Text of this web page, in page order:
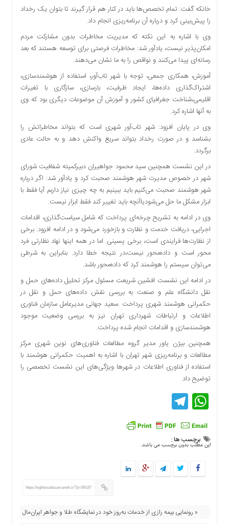
خانکه گفت: تمام تخصص‌ها باید در کنار هم قرار گیرند تا بتوان یک رخداد
را پیش‌بینی کرد و درباره آن برنامه‌ریزی انجام داد.
وی با اشاره به این نکته که مدیریت مخاطرات بدون مشارکت مردم
امکان‌پذیر نیست، یادآور شد: مخاطرات فرصتی برای توسعه هستند که بعد
رسانه‌ای پیدا می‌کنند و نواقص را به ما نشان می‌دهند.
آموزش، همکاری جمعی، توجه با شهر تاب‌آور، استفاده از هوشمندسازی،
اشتراک‌گذاری داده‌ها، ایجاد ظرفیت، بازسازی، سازگاری با تغیرات
اقلیمی،شناخت جغرافیای کشور و آموزش آن موضوعات دیگری بود که وی
به آنها اشاره کرد.
وی در پایان افزود: شهر تاب‌آور شهری است که بتواند مخاطراتش را
بشناسد و در صورت رخداد بتواند سریع واکنش دهد و به حالت عادی
برگردد.
در این نشست همچنین سید محمود جواهیران دبیرکمیته شفافیت شورای
شهر در خصوص مدیرت شهر هوشمند صحبت کرد و یادآور شد: اگر درباره
شهر هوشمند صحبت می‌کنیم باید ببینیم به چه چیزی نیاز داربم آیا فقط با
ابزار مشکل ما حل می‌شودیاآنچه باید تغییر کند فقط ابزار نیست.
وی در ادامه به تشریح چرخه‌ای پرداخت که شامل سیاست‌گذاری، اقدامات
اجرایی، دریافت خدمت و نظارت و بازخورد می‌شود و در ادامه افزود: برخی
از نظارت‌ها فرایندی است، برخی پسینی. اما در همه اینها نهاد نظارتی فرد
محور است و داده‌محور نیست،در نتیجه خطا دارد. بنابراین به شرطی
می‌توان سیستم را هوشمند کرد که داده‌محور باشد.
در ادامه این نشست افشین شریعت مسئول مرکز تحلیل داده‌های حمل و
نقل دانشگاه علم و صنعت به بررسی نقش داده‌های حمل و نقل در
حکمرانی هوشمند شهری پرداخت .سعید جهانی مدیرعامل سازمان فناوری
اطلاعات و ارتباطات شهرداری تهران نیز به بررسی وضعیت موجود
هوشمندسازی و اقدامات انجام شده پرداخت.
همچنین بیژن یاور مدیر گروه مطالعات فناوری‌های نوین شهری مرکز
مطالعات و برنامه‌ریزی شهر تهران با اشاره به اهمیت حکمرانی هوشمند با
استفاده از فناوری اطلاعات در شهرها ویژگی‌های این نشست تخصصی را
توضیح داد.
WhatsApp
Telegram
برچسب ها :
این مطلب بدون برچسب می باشد.
https://eghtesadezamaneh.ir/?p=89187
« رونمایی بیمه رازی از خدمات به‌روز خود در نمایشگاه طلا و جواهر ایران‌مال